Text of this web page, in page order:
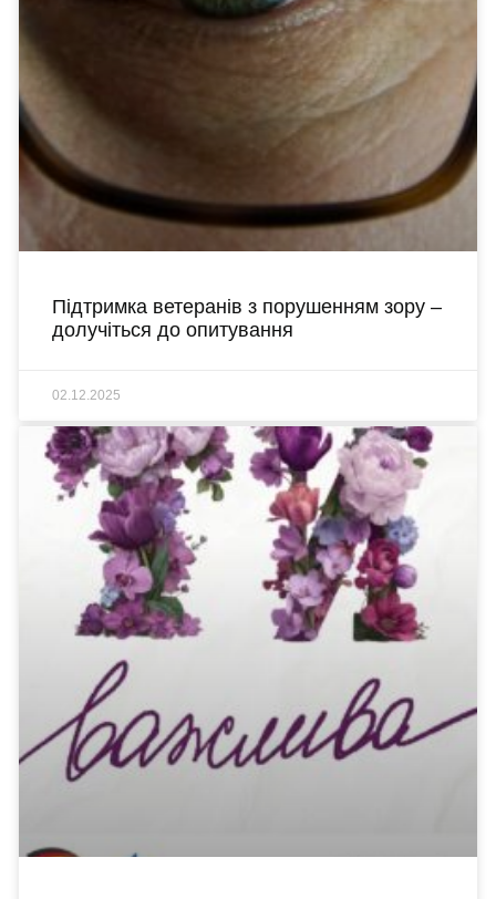
Підтримка ветеранів з порушенням зору –
долучіться до опитування
02.12.2025